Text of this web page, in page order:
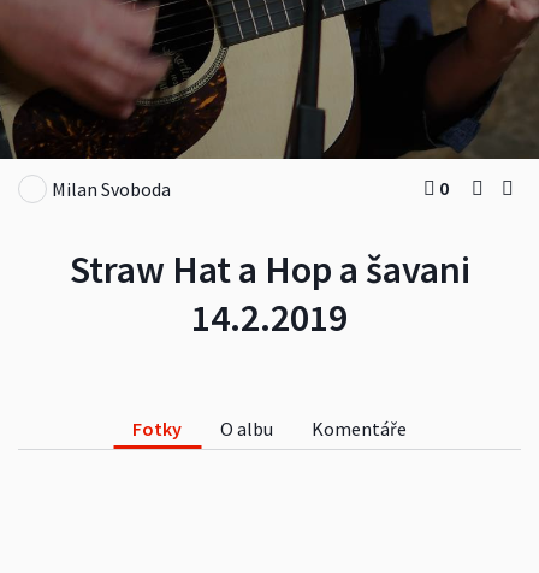
Straw Hat a Hop a šavani
14.2.2019
Milan Svoboda 0
Fotky O albu Komentáře